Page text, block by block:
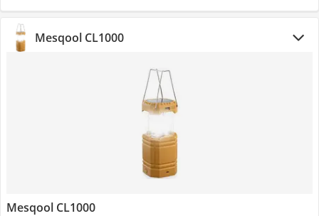
Mesqool CL1000
Mesqool CL1000